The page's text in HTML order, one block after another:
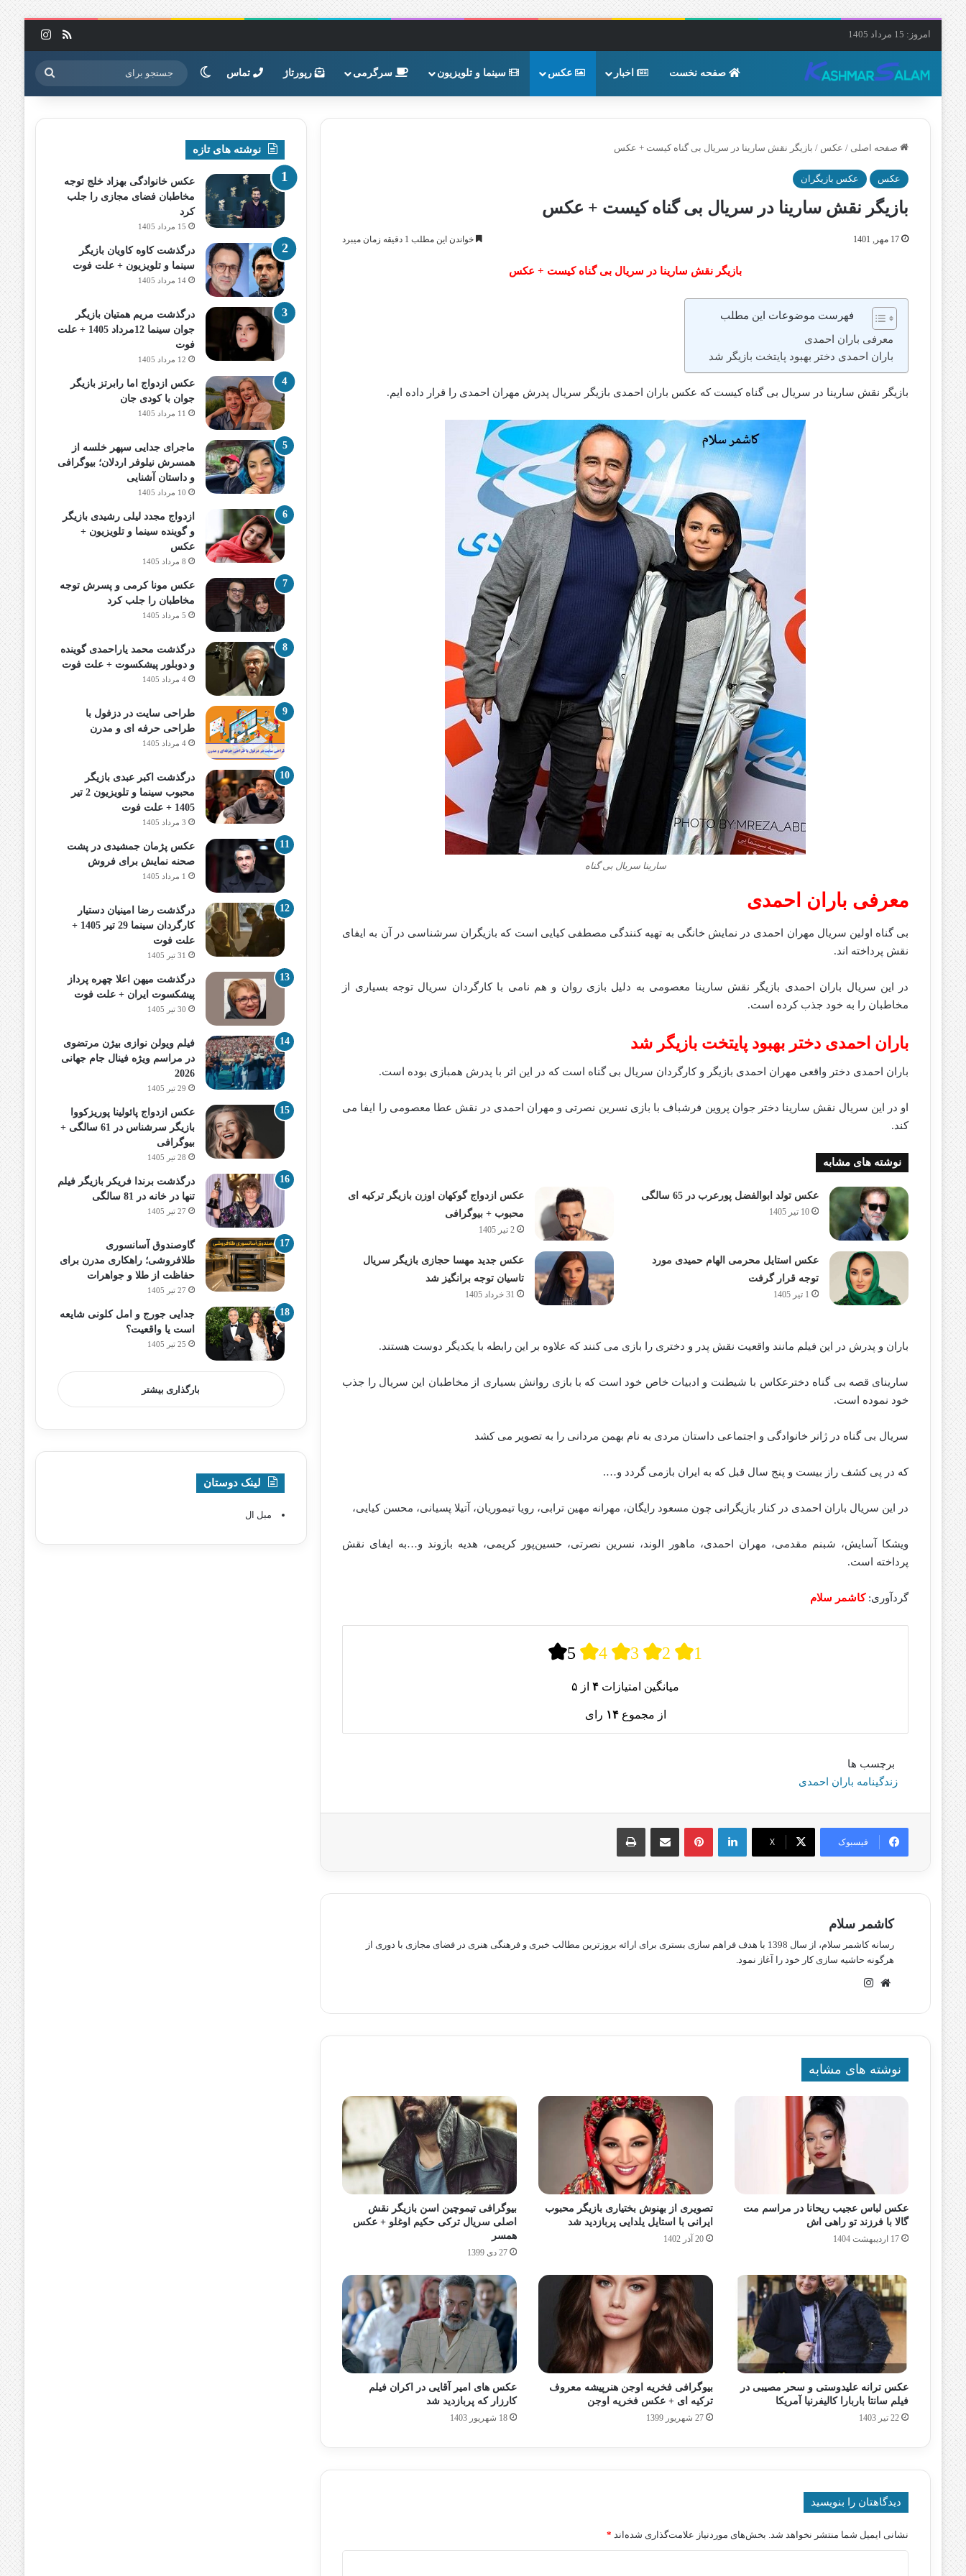
امروز: 15 مرداد 1405 خوراک
صفحه نخست اخبار عکس سینما و تلویزیون سرگرمی رپورتاژ تماس تغییر پوسته جستجو
برای
صفحه اصلی / عکس / بازیگر نقش سارینا در سریال بی گناه کیست + عکس
عکس عکس بازیگران
بازیگر نقش سارینا در سریال بی گناه کیست + عکس
17 مهر, 1401 خواندن این مطلب 1 دقیقه زمان میبرد
بازیگر نقش سارینا در سریال بی گناه کیست + عکس
فهرست موضوعات این مطلب
معرفی باران احمدی
باران احمدی دختر بهبود پایتخت بازیگر شد
بازیگر نقش سارینا در سریال بی گناه کیست که عکس باران احمدی بازیگر سریال پدرش مهران احمدی را قرار داده ایم.
سارینا سریال بی گناه
معرفی باران احمدی
بی گناه اولین سریال مهران احمدی در نمایش خانگی به تهیه کنندگی مصطفی کیایی است که بازیگران سرشناسی در آن به ایفای
نقش پرداخته اند.
در این سریال باران احمدی بازیگر نقش سارینا معصومی به دلیل بازی روان و هم نامی با کارگردان سریال توجه بسیاری از
مخاطبان را به خود جذب کرده است.
باران احمدی دختر بهبود پایتخت بازیگر شد
باران احمدی دختر واقعی مهران احمدی بازیگر و کارگردان سریال بی گناه است که در این اثر با پدرش همبازی بوده است.
او در این سریال نقش سارینا دختر جوان پروین فرشباف با بازی نسرین نصرتی و مهران احمدی در نقش عطا معصومی را ایفا می
کند.
نوشته های مشابه
عکس تولد ابوالفضل پورعرب در 65 سالگی
10 تیر 1405
عکس ازدواج گوکهان اوزن بازیگر ترکیه ای
محبوب + بیوگرافی
2 تیر 1405
عکس استایل محرمی الهام حمیدی مورد
توجه قرار گرفت
1 تیر 1405
عکس جدید مهسا حجازی بازیگر سریال
تاسیان توجه برانگیز شد
31 خرداد 1405
باران و پدرش در این فیلم مانند واقعیت نقش پدر و دختری را بازی می کنند که علاوه بر این رابطه با یکدیگر دوست هستند.
سارینای قصه بی گناه دخترعکاس با شیطنت و ادبیات خاص خود است که با بازی روانش بسیاری از مخاطبان این سریال را جذب
خود نموده است.
سریال بی گناه در ژانر خانوادگی و اجتماعی داستان مردی به نام بهمن مردانی را به تصویر می کشد
که در پی کشف راز بیست و پنج سال قبل که به ایران بازمی گردد و….
در این سریال باران احمدی در کنار بازیگرانی چون مسعود رایگان، مهرانه مهین ترابی، رویا تیموریان، آتیلا پسیانی، محسن کیایی،
ویشکا آسایش، شبنم مقدمی، مهران احمدی، ماهور الوند، نسرین نصرتی، حسین‌پور کریمی، هدیه بازوند و…به ایفای نقش
پرداخته است.
گردآوری:کاشمر سلام
5 4 3 2 1
میانگین امتیازات ۴ از ۵
از مجموع۱۴ رای
برچسب ها
زندگینامه باران احمدی
فیسبوک X
لینکدین پینترستاشتراک گذاری از طریق ایمیل چاپ
کاشمر سلام
رسانه کاشمر سلام، از سال 1398 با هدف فراهم سازی بستری برای ارائه بروزترین مطالب خبری و فرهنگی هنری در فضای مجازی با دوری از
هرگونه حاشیه سازی کار خود را آغاز نمود.
وبسایت
نوشته های مشابه
عکس لباس عجیب ریحانا در مراسم مت‌
گالا با فرزند تو راهی اش
17 اردیبهشت 1404
تصویری از بهنوش بختیاری بازیگر محبوب
ایرانی با استایل یلدایی پربازدید شد
20 آذر 1402
بیوگرافی تیموچین اسن بازیگر نقش
اصلی سریال ترکی حکیم اوغلو + عکس
همسر
27 دی 1399
عکس ترانه علیدوستی و سحر مصیبی در
فیلم سانتا باربارا کالیفرنیا آمریکا
22 تیر 1403
بیوگرافی فخریه اوجن هنرپیشه معروف
ترکیه ای + عکس فخریه اوجن
27 شهریور 1399
عکس های امیر آقایی در اکران فیلم
کارزار که پربازدید شد
18 شهریور 1403
دیدگاهتان را بنویسید
نشانی ایمیل شما منتشر نخواهد شد. بخش‌های موردنیاز علامت‌گذاری شده‌اند *
نوشته های تازه
عکس خانوادگی بهزاد خلج توجه
مخاطبان فضای مجازی را جلب
کرد
15 مرداد 1405
درگذشت کاوه کاویان بازیگر
سینما و تلویزیون + علت فوت
14 مرداد 1405
درگذشت مریم همتیان بازیگر
جوان سینما 12مرداد 1405 + علت
فوت
12 مرداد 1405
عکس ازدواج اما رابرتز بازیگر
جوان با کودی جان
11 مرداد 1405
ماجرای جدایی سپهر خلسه از
همسرش نیلوفر اردلان؛ بیوگرافی
و داستان آشنایی
10 مرداد 1405
ازدواج مجدد لیلی رشیدی بازیگر
و گوینده سینما و تلویزیون +
عکس
8 مرداد 1405
عکس مونا کرمی و پسرش توجه
مخاطبان را جلب کرد
5 مرداد 1405
درگذشت محمد یاراحمدی گوینده
و دوبلور پیشکسوت + علت فوت
4 مرداد 1405
طراحی سایت در دزفول با
طراحی حرفه‌ ای و مدرن
4 مرداد 1405
درگذشت اکبر عبدی بازیگر
محبوب سینما و تلویزیون 2 تیر
1405 + علت فوت
3 مرداد 1405
عکس پژمان جمشیدی در پشت
صحنه نمایش برای فروش
1 مرداد 1405
درگذشت رضا امینیان دستیار
کارگردان سینما 29 تیر 1405 +
علت فوت
31 تیر 1405
درگذشت میهن اعلا چهره پرداز
پیشکسوت ایران + علت فوت
30 تیر 1405
فیلم ویولن نوازی بیژن مرتضوی
در مراسم ویژه فینال جام جهانی
2026
29 تیر 1405
عکس ازدواج پائولینا پوریزکووا
بازیگر سرشناس در 61 سالگی +
بیوگرافی
28 تیر 1405
درگذشت برندا فریکر بازیگر فیلم
تنها در خانه در 81 سالگی
27 تیر 1405
گاوصندوق آسانسوری
طلافروشی؛ راهکاری مدرن برای
حفاظت از طلا و جواهرات
27 تیر 1405
جدایی جورج و امل کلونی شایعه
است یا واقعیت؟
25 تیر 1405
بارگذاری بیشتر
لینک دوستان
مبل ال